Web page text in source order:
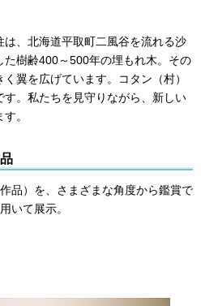
、北海道平取町二風谷を流れる沙
樹齢400～500年の埋もれ木。その
翼を広げています。コタン（村）
。私たちを見守りながら、新しい
。
品）を、さまざまな角度から鑑賞で
いて展示。